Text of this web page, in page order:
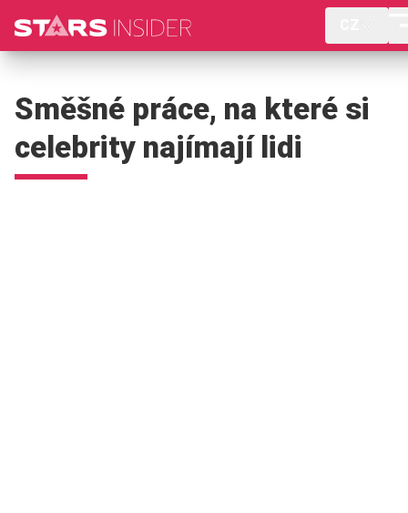
Směšné práce, na které si
celebrity najímají lidi